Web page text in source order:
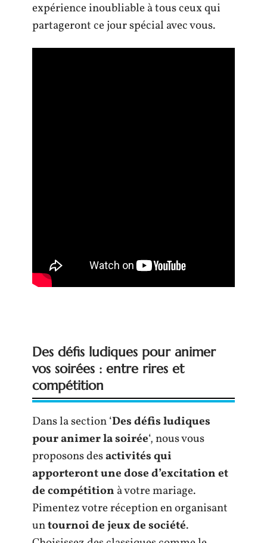
expérience inoubliable à tous ceux qui
partageront ce jour spécial avec vous.
Des défis ludiques pour animer
vos soirées : entre rires et
compétition
Dans la section ‘Des défis ludiques
pour animer la soirée‘, nous vous
proposons desactivités qui
apporteront une dose d’excitation et
de compétition à votre mariage.
Pimentez votre réception en organisant
untournoi de jeux de société.